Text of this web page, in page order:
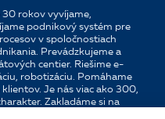
30 rokov vyvíjame,
podnikový systém pre
v spoločnostiach
Prevádzkujeme a
centier. Riešime e-
robotizáciu. Pomáhame
Je nás viac ako 300,
Zakladáme si na